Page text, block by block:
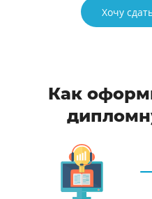
Хочу
Как